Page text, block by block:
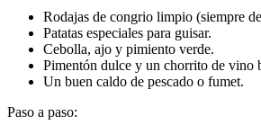
Rodajas de congrio limpio (siempre
Patatas especiales para guisar.
Cebolla, ajo y pimiento verde.
Pimentón dulce y un chorrito de vino
Un buen caldo de pescado o fumet.
Paso a paso: